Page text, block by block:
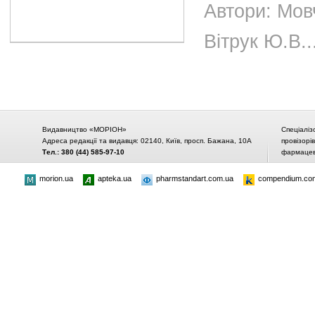
Автори:
Вітрук
Видавництво «МОРІОН»
Адреса редакції та видавця: 02140, Київ, просп. Бажана, 10А
Тел.: 380 (44) 585-97-10
morion.ua apteka.ua pharmstandart.com.ua